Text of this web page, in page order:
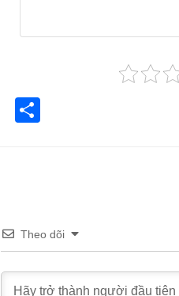
Theo dõi